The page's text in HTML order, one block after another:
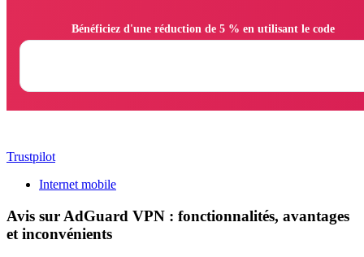
Trustpilot
Internet mobile
Avis sur AdGuard VPN : fonctionnalités, avantages
et inconvénients